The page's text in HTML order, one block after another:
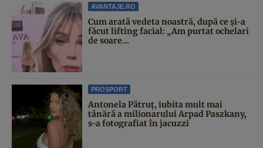
AVANTAJE.RO
Cum arată vedeta noastră, după ce și-a
făcut lifting facial: „Am purtat ochelari
de soare...
PROSPORT
Antonela Pătruț, iubita mult mai
tânără a milionarului Arpad Paszkany,
s-a fotografiat în jacuzzi